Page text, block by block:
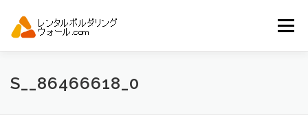
メニュー
トップ 自動見積り
S__86466618_0